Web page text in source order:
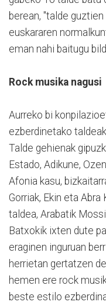
berean, "talde
euskararen
eman nahi baitugu
Rock musika nagusi
Aurreko bi
ezberdinetako
Talde gehienak
Estado, Adikune,
Afonia kasu,
Gorriak, Ekin eta
taldea, Arabatik
Batxokik ixten dute
eraginen inguruan
herrietan gertatzen
hemen ere rock
beste estilo